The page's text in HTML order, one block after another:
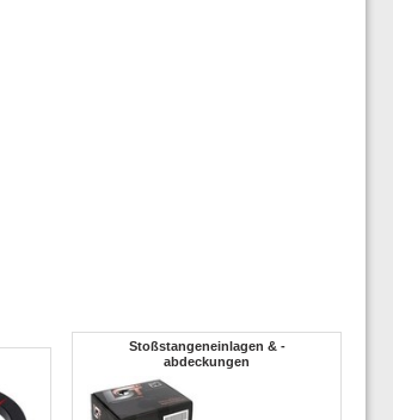
Stoßstangeneinlagen & -
abdeckungen